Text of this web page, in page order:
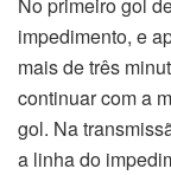
No primeiro gol
impedimento, e
mais de três
continuar com a
gol. Na
a linha do